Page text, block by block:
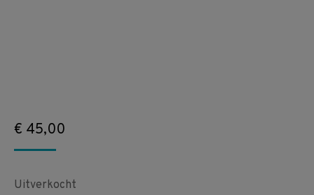
€ 45,00
Uitverkocht